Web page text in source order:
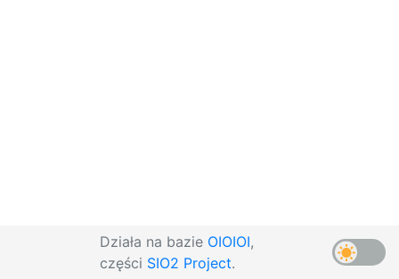
Działa na bazie OIOIOI,
części SIO2 Project.